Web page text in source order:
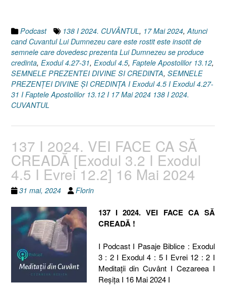
17
Mai
2024”
Podcast 138 I 2024. CUVÂNTUL, 17 Mai 2024, Atunci
cand Cuvantul Lui Dumnezeu care este rostit este insotit de
semnele care dovedesc prezenta Lui Dumnezeu se produce
credinta, Exodul 4.27-31, Exodul 4.5, Faptele Apostolilor 13.12,
SEMNELE PREZENTEI DIVINE SI CREDINTA, SEMNELE
PREZENȚEI DIVINE ȘI CREDINȚA I Exodul 4.5 I Exodul 4.27-
31 I Faptele Apostolilor 13.12 I 17 Mai 2024 138 I 2024.
CUVANTUL
137 I 2024. VEI FACE CA SĂ
CREADĂ [Exodul 3.2 I Exodul
4.5 I Evrei 12.2] 16 Mai 2024
31 mai, 2024 Florin
137 I 2024. VEI FACE CA SĂ
CREADĂ !
I Podcast I Pasaje Biblice : Exodul
3 : 2 I Exodul 4 : 5 I Evrei 12 : 2 I
Meditaţii din Cuvânt I Cezareea I
Reşiţa I 16 Mai 2024 I